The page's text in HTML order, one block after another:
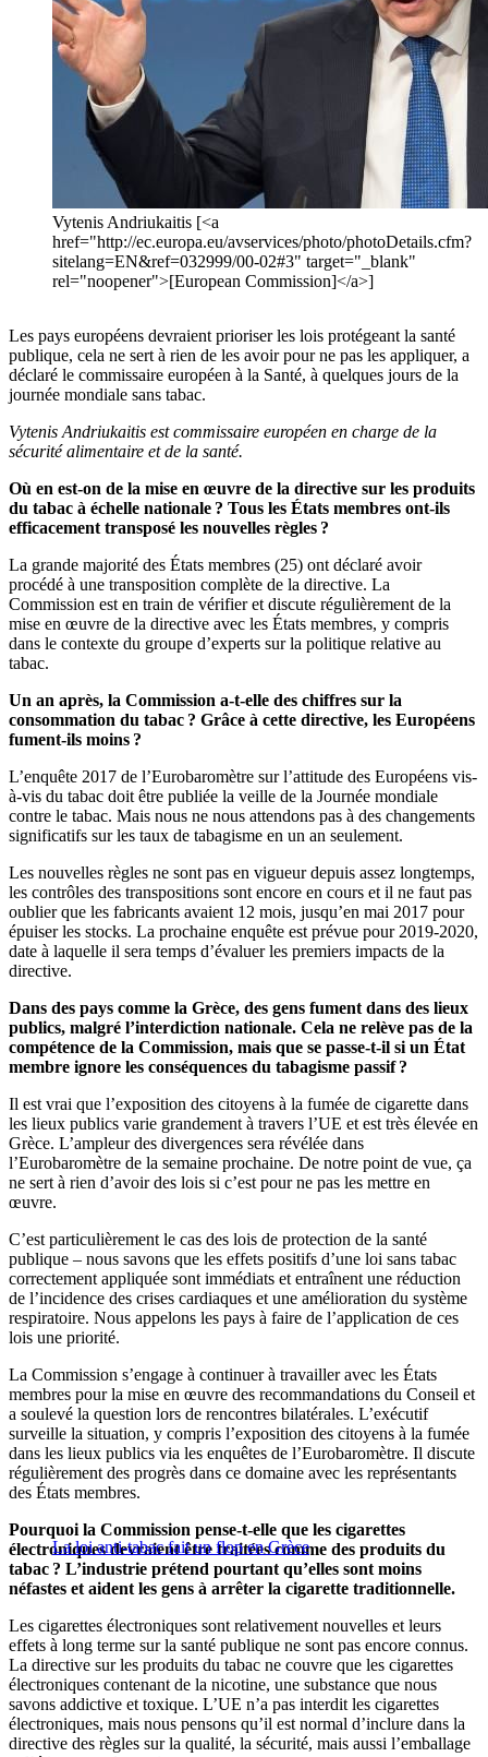
Vytenis Andriukaitis [<a
href="http://ec.europa.eu/avservices/photo/photoDetails.cfm?
sitelang=EN&ref=032999/00-02#3" target="_blank"
rel="noopener">[European Commission]</a>]
Les pays européens devraient prioriser les lois protégeant la santé
publique, cela ne sert à rien de les avoir pour ne pas les appliquer, a
déclaré le commissaire européen à la Santé, à quelques jours de la
journée mondiale sans tabac.
Vytenis Andriukaitis est commissaire européen en charge de la
sécurité alimentaire et de la santé.
Où en est-on de la mise en œuvre de la directive sur les produits
du tabac à échelle nationale ? Tous les États membres ont-ils
efficacement transposé les nouvelles règles ?
La grande majorité des États membres (25) ont déclaré avoir
procédé à une transposition complète de la directive. La
Commission est en train de vérifier et discute régulièrement de la
mise en œuvre de la directive avec les États membres, y compris
dans le contexte du groupe d’experts sur la politique relative au
tabac.
Un an après, la Commission a-t-elle des chiffres sur la
consommation du tabac ? Grâce à cette directive, les Européens
fument-ils moins ?
L’enquête 2017 de l’Eurobaromètre sur l’attitude des Européens vis-
à-vis du tabac doit être publiée la veille de la Journée mondiale
contre le tabac. Mais nous ne nous attendons pas à des changements
significatifs sur les taux de tabagisme en un an seulement.
Les nouvelles règles ne sont pas en vigueur depuis assez longtemps,
les contrôles des transpositions sont encore en cours et il ne faut pas
oublier que les fabricants avaient 12 mois, jusqu’en mai 2017 pour
épuiser les stocks. La prochaine enquête est prévue pour 2019-2020,
date à laquelle il sera temps d’évaluer les premiers impacts de la
directive.
Dans des pays comme la Grèce, des gens fument dans des lieux
publics, malgré l’interdiction nationale. Cela ne relève pas de la
compétence de la Commission, mais que se passe-t-il si un État
membre ignore les conséquences du tabagisme passif ?
Il est vrai que l’exposition des citoyens à la fumée de cigarette dans
les lieux publics varie grandement à travers l’UE et est très élevée en
Grèce. L’ampleur des divergences sera révélée dans
l’Eurobaromètre de la semaine prochaine. De notre point de vue, ça
ne sert à rien d’avoir des lois si c’est pour ne pas les mettre en
œuvre.
C’est particulièrement le cas des lois de protection de la santé
publique – nous savons que les effets positifs d’une loi sans tabac
correctement appliquée sont immédiats et entraînent une réduction
de l’incidence des crises cardiaques et une amélioration du système
respiratoire. Nous appelons les pays à faire de l’application de ces
lois une priorité.
La Commission s’engage à continuer à travailler avec les États
membres pour la mise en œuvre des recommandations du Conseil et
a soulevé la question lors de rencontres bilatérales. L’exécutif
surveille la situation, y compris l’exposition des citoyens à la fumée
dans les lieux publics via les enquêtes de l’Eurobaromètre. Il discute
régulièrement des progrès dans ce domaine avec les représentants
des États membres.
La loi anti-tabac fait un flop en Grèce
Pourquoi la Commission pense-t-elle que les cigarettes
électroniques devraient être traitées comme des produits du
tabac ? L’industrie prétend pourtant qu’elles sont moins
néfastes et aident les gens à arrêter la cigarette traditionnelle.
Les cigarettes électroniques sont relativement nouvelles et leurs
effets à long terme sur la santé publique ne sont pas encore connus.
La directive sur les produits du tabac ne couvre que les cigarettes
électroniques contenant de la nicotine, une substance que nous
savons addictive et toxique. L’UE n’a pas interdit les cigarettes
électroniques, mais nous pensons qu’il est normal d’inclure dans la
directive des règles sur la qualité, la sécurité, mais aussi l’emballage